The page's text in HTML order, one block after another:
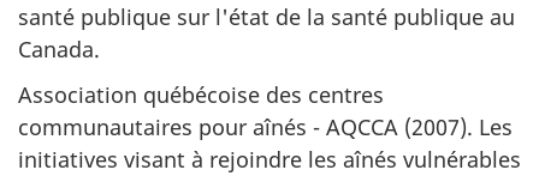
santé publique sur l'état de la santé publique au
Canada.
Association québécoise des centres
communautaires pour aînés - AQCCA (2007). Les
initiatives visant à rejoindre les aînés vulnérables